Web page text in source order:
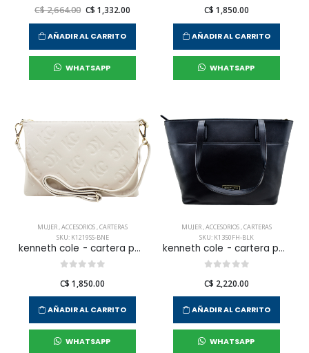
C$ 2,664.00 C$ 1,332.00
AÑADIR AL CARRITO
WHATSAPP
C$ 1,850.00
AÑADIR AL CARRITO
WHATSAPP
MUJER,ACCESORIOS,CARTERAS
SKU: K1219SS-BNE
kenneth cole - cartera para mujer
C$ 1,850.00
AÑADIR AL CARRITO
WHATSAPP
MUJER,ACCESORIOS,CARTERAS
SKU: K1350FH-BLK
kenneth cole - cartera para mujer
C$ 2,220.00
AÑADIR AL CARRITO
WHATSAPP